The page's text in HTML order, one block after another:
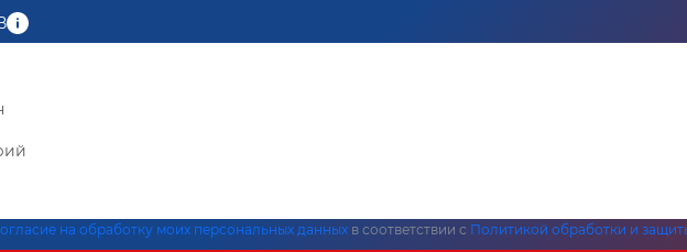
на обработку моих персональных данных в соответствии с Политикой обработки и